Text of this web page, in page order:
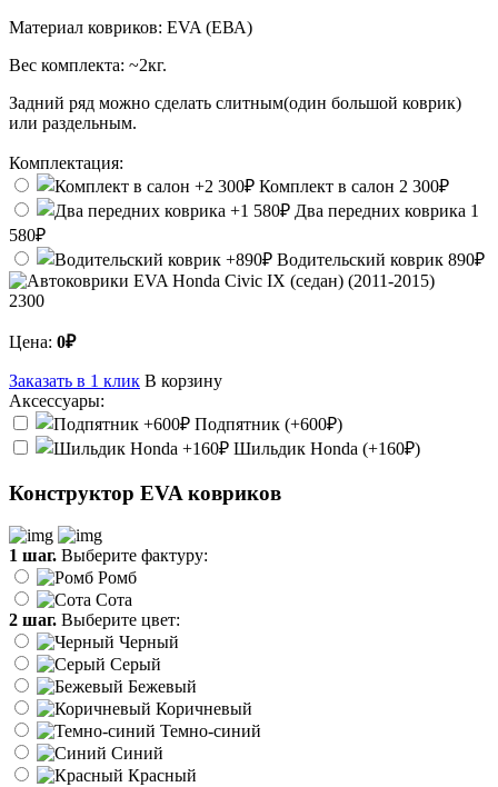
Материал ковриков: EVA (ЕВА)
Вес комплекта: ~2кг.
Задний ряд можно сделать слитным(один большой коврик)
или раздельным.
Комплектация:
Комплект в салон 2 300₽
Два передних коврика 1
580₽
Водительский коврик 890₽
2300
Цена: 0₽
Заказать в 1 клик В корзину
Аксессуары:
Подпятник (+600₽)
Шильдик Honda (+160₽)
Конструктор EVA ковриков
1 шаг. Выберите фактуру:
Ромб
Сота
2 шаг. Выберите цвет:
Черный
Серый
Бежевый
Коричневый
Темно-синий
Синий
Красный